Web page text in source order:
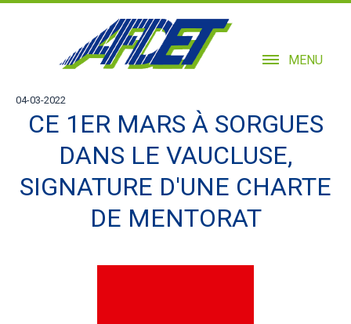
MENU
04-03-2022
CE 1ER MARS À SORGUES
DANS LE VAUCLUSE,
SIGNATURE D'UNE CHARTE
DE MENTORAT